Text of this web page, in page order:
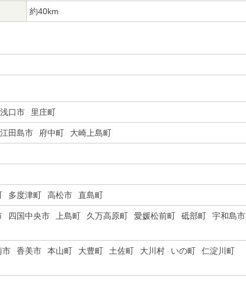
約40km
浅口市 里庄町
江田島市 府中町 大崎上島町
多度津町 高松市 直島町
四国中央市 上島町 久万高原町 愛媛松前町 砥部町
宇和島市
市 香美市 本山町 大豊町 土佐町 大川村 いの町
仁淀川町